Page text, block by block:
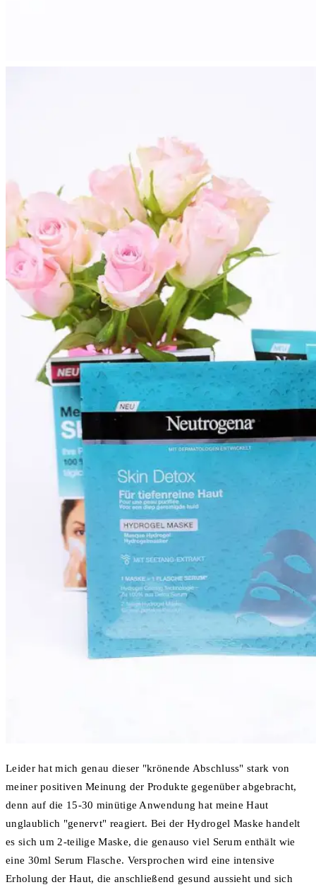
Leider hat mich genau dieser "krönende Abschluss" stark von
meiner positiven Meinung der Produkte gegenüber abgebracht,
denn auf die 15-30 minütige Anwendung hat meine Haut
unglaublich "genervt" reagiert. Bei der Hydrogel Maske handelt
es sich um 2-teilige Maske, die genauso viel Serum enthält wie
eine 30ml Serum Flasche. Versprochen wird eine intensive
Erholung der Haut, die anschließend gesund aussieht und sich